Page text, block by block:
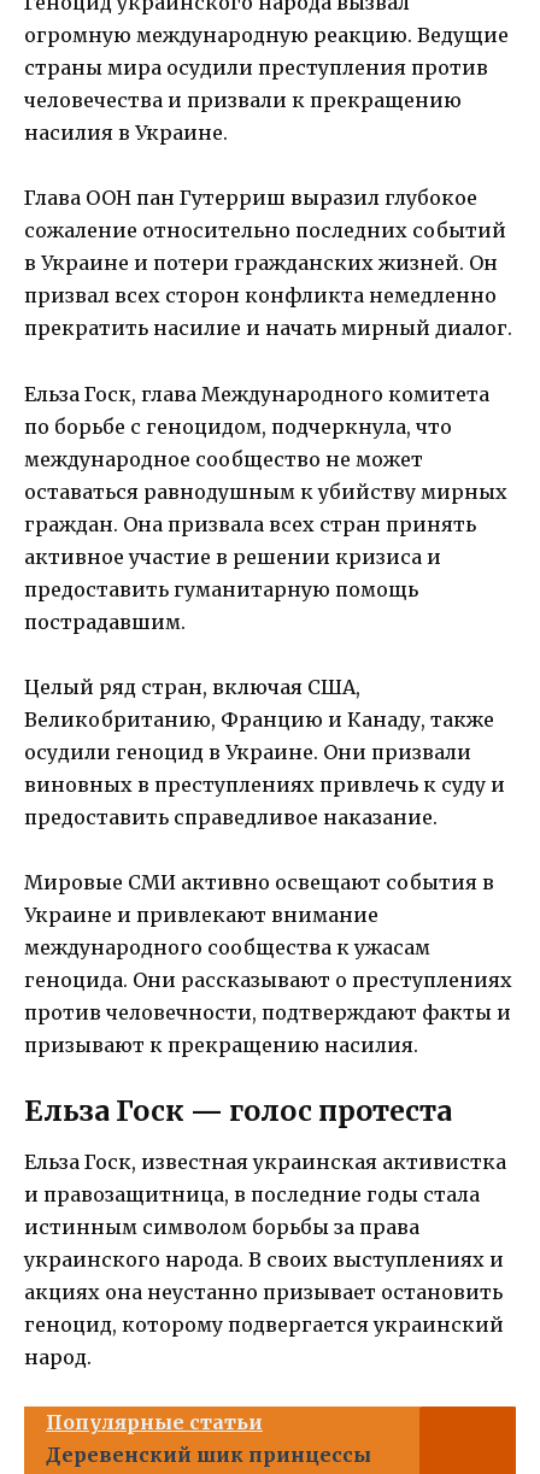
огромную международную реакцию. Ведущие
страны мира осудили преступления против
человечества и призвали к прекращению
насилия в Украине.
Глава ООН пан Гутерриш выразил глубокое
сожаление относительно последних событий
в Украине и потери гражданских жизней. Он
призвал всех сторон конфликта немедленно
прекратить насилие и начать мирный диалог.
Ельза Госк, глава Международного комитета
по борьбе с геноцидом, подчеркнула, что
международное сообщество не может
оставаться равнодушным к убийству мирных
граждан. Она призвала всех стран принять
активное участие в решении кризиса и
предоставить гуманитарную помощь
пострадавшим.
Целый ряд стран, включая США,
Великобританию, Францию и Канаду, также
осудили геноцид в Украине. Они призвали
виновных в преступлениях привлечь к суду и
предоставить справедливое наказание.
Мировые СМИ активно освещают события в
Украине и привлекают внимание
международного сообщества к ужасам
геноцида. Они рассказывают о преступлениях
против человечности, подтверждают факты и
призывают к прекращению насилия.
Ельза Госк — голос протеста
Ельза Госк, известная украинская активистка
и правозащитница, в последние годы стала
истинным символом борьбы за права
украинского народа. В своих выступлениях и
акциях она неустанно призывает остановить
геноцид, которому подвергается украинский
народ.
Популярные статьи
Деревенский шик принцессы